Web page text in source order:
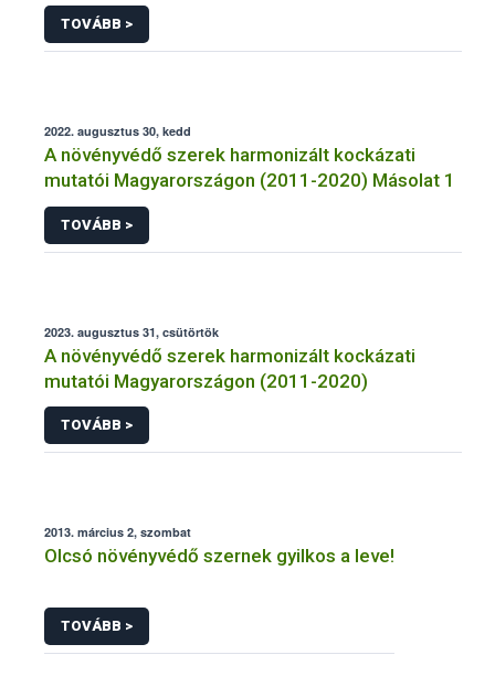
TOVÁBB >
2022. augusztus 30, kedd
A növényvédő szerek harmonizált kockázati
mutatói Magyarországon (2011-2020) Másolat 1
TOVÁBB >
2023. augusztus 31, csütörtök
A növényvédő szerek harmonizált kockázati
mutatói Magyarországon (2011-2020)
TOVÁBB >
2013. március 2, szombat
Olcsó növényvédő szernek gyilkos a leve!
TOVÁBB >